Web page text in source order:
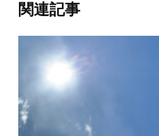
関連記事